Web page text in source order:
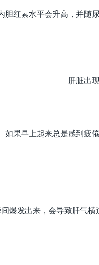
胆红素水平会升高，并随
肝脏出
如果早上起来总是感到疲
爆发出来，会导致肝气